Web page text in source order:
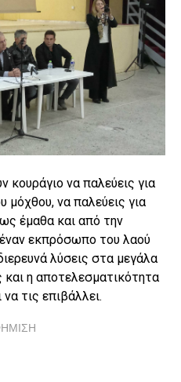
κουράγιο να παλεύεις για
να παλεύεις για
έμαθα και από την
εκπρόσωπο του λαού
λύσεις στα μεγάλα
η αποτελεσματικότητα
τις επιβάλλει.